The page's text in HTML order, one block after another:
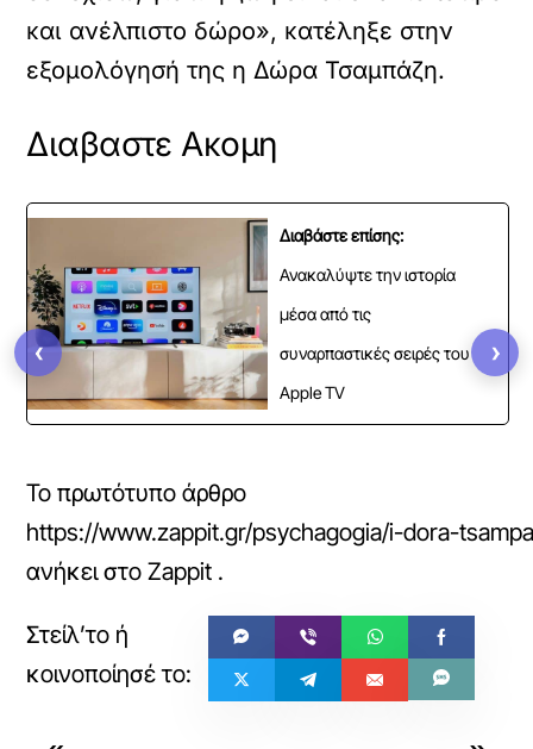
και ανέλπιστο δώρο», κατέληξε στην
εξομολόγησή της η Δώρα Τσαμπάζη.
Διαβαστε Ακομη
Διαβάστε επίσης:
Ανακαλύψτε την ιστορία
μέσα από τις
συναρπαστικές σειρές του
Apple TV
Το πρωτότυπο άρθρο
https://www.zappit.gr/psychagogia/i-dora-
ανήκει στοZappit .
‹ ›